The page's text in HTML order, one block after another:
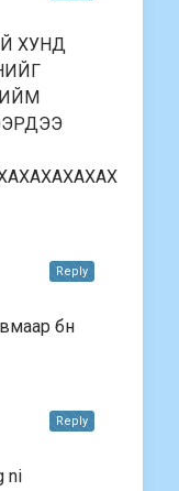
ХУНД
бн
Reply
ni
Reply